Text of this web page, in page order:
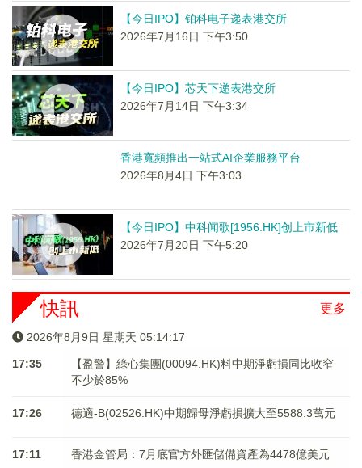
【今日IPO】铂科电子递表港交所
2026年7月16日 下午3:50
【今日IPO】芯天下递表港交所
2026年7月14日 下午3:34
香港寬頻推出一站式AI企業服務平台
2026年8月4日 下午3:03
【今日IPO】中科闻歌[1956.HK]创上市新低
2026年7月20日 下午5:20
更多
快訊
2026年8月9日 星期天 05:14:17
17:35
【盈警】綠心集團(00094.HK)料中期淨虧損同比收窄
不少於85%
17:26 德適-B(02526.HK)中期歸母淨虧損擴大至5588.3萬元
17:11 香港金管局：7月底官方外匯儲備資產為4478億美元